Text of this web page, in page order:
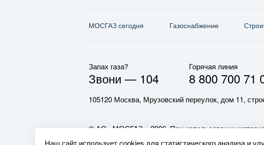
МОСГАЗ сегодня Газо­снабжение
Запах газа?
Звони — 104
Горячая линия
8 800 700 71
105120 Москва, Мрузовский переулок, дом 11,
© АО «МОСГАЗ», 2026. При использовании
обязательна.
Наш сайт использует cookies для статистического анализа и